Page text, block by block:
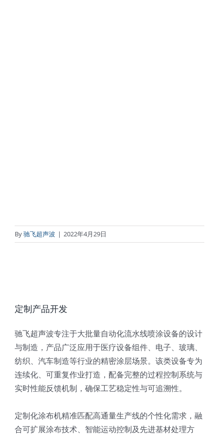
By驰飞超声波 | 2022年4月29日
定制产品开发
驰飞超声波专注于大批量自动化流水线喷涂设备的设计
与制造，产品广泛应用于医疗设备组件、电子、玻璃、
纺织、汽车制造等行业的精密涂层场景。该类设备专为
连续化、可重复作业打造，配备完整的过程控制系统与
实时性能反馈机制，确保工艺稳定性与可追溯性。
定制化涂布机精准匹配高通量生产线的个性化需求，融
合可扩展涂布技术、智能运动控制及先进基材处理方